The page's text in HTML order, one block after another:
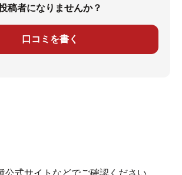
稿者になりませんか？
口コミを書く